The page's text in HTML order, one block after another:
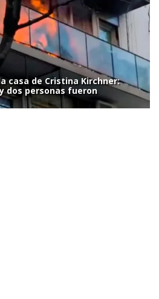
casa de Cristina Kirchner:
dos personas fueron